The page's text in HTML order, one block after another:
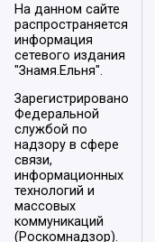
На данном сайте
распространяется
информация
сетевого издания
"Знамя.Ельня".
Зарегистрировано
Федеральной
службой по
надзору в сфере
связи,
информационных
технологий и
массовых
коммуникаций
(Роскомнадзор).